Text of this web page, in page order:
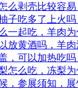
么剥壳比较容
子吃多了上火
一起吃，羊肉
放黄酒吗，羊
，可以加热吃吗
怎么吃，冻梨
，参展须知，